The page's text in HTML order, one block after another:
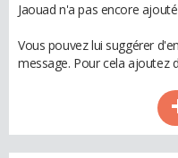
Jaouad n'a pas encore
Vous pouvez lui suggérer
message. Pour cela ajoutez